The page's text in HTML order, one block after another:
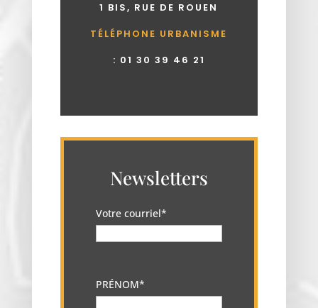
1 BIS, RUE DE ROUEN
TÉLÉPHONE URBANISME
: 01 30 39 46 21
Newsletters
Votre courriel*
PRÉNOM*